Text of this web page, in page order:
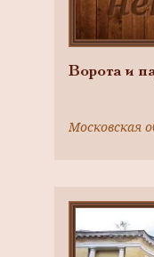
Ворота и